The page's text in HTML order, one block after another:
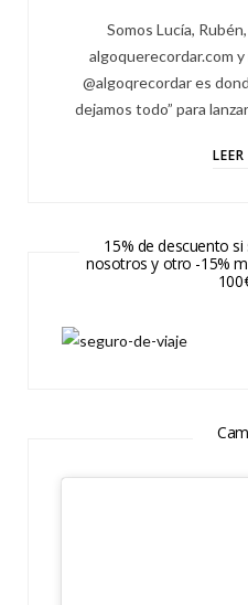
Somos Lucía,
algoquerecordar.com
@algoqrecordar es
dejamos todo” para
15% de descuento
nosotros y otro -15%